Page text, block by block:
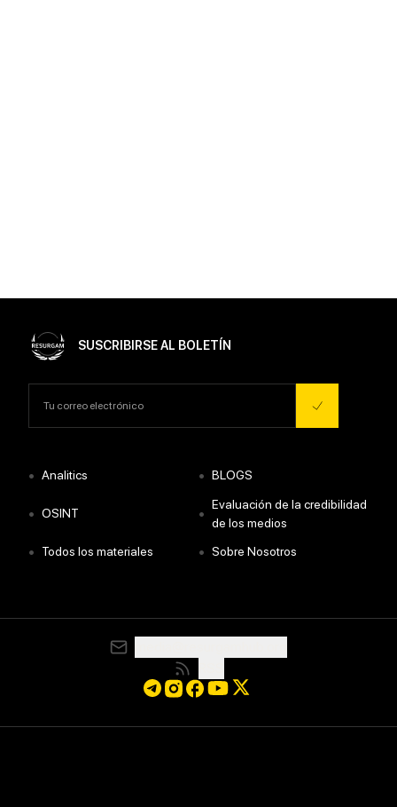
SUSCRIBIRSE AL BOLETÍN
• Analitics • BLOGS
• OSINT •
Evaluación de la credibilidad
de los medios
• Todos los materiales • Sobre Nosotros